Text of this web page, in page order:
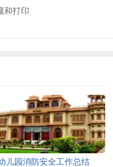
和打印
儿园消防安全工作总结